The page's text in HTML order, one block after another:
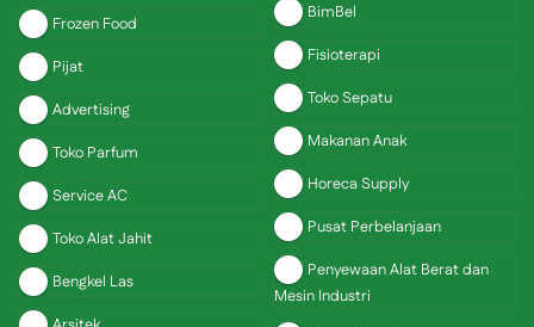
Frozen Food
Pijat
Advertising
Toko Parfum
Service AC
Toko Alat Jahit
Bengkel Las
BimBel
Fisioterapi
Toko Sepatu
Makanan Anak
Horeca Supply
Pusat Perbelanjaan
Penyewaan Alat Berat dan
Mesin Industri